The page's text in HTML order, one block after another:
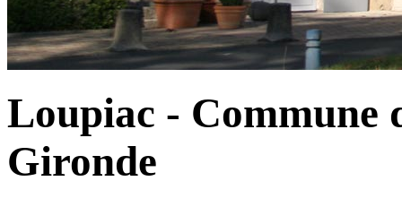
Loupiac - Commune
Gironde